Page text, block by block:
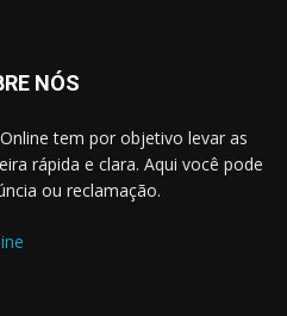
NÓS
tem por objetivo levar as
rápida e clara. Aqui você pode
ou reclamação.